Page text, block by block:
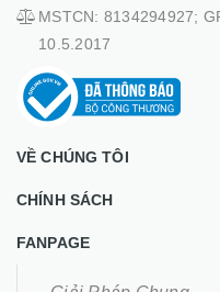
MSTCN: 8134294927;
10.5.2017
VỀ CHÚNG TÔI
CHÍNH SÁCH
FANPAGE